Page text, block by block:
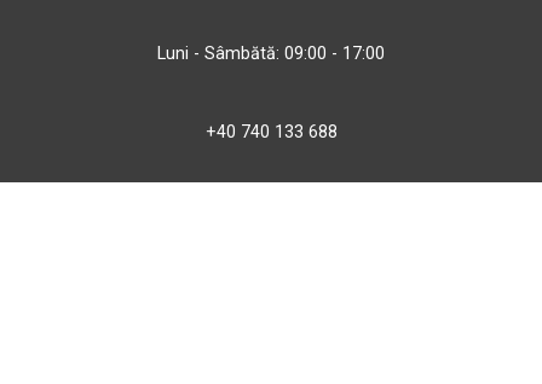
Luni - Sâmbătă: 09:00 - 17:00
+40 740 133 688